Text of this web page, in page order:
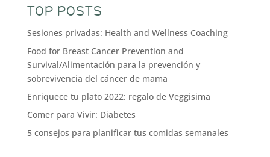
TOP POSTS
Sesiones privadas: Health and Wellness Coaching
Food for Breast Cancer Prevention and
Survival/Alimentación para la prevención y
sobrevivencia del cáncer de mama
Enriquece tu plato 2022: regalo de Veggisima
Comer para Vivir: Diabetes
5 consejos para planificar tus comidas semanales